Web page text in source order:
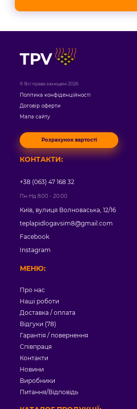
TPV
© Всі права захищені 2026
Політика конфіденційності
Договір оферти
Мапа сайту
Розрахунок вартості
МЕНЮ:
Про нас
Наші роботи
Доставка / оплата
Відгуки (78)
Гарантія / повернення
Співпраця
Контакти
Новини
Виробники
Питання/Відповідь
КОНТАКТИ:
+38 (063) 47 168 32
Пн-Нд 8:00 - 20:00
Київ, вулиця Волноваська, 12/16
teplapidlogavsim8@gmail.com
Facebook
Instagram